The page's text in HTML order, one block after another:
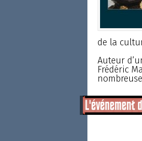
de la
Auteur
Frédéric